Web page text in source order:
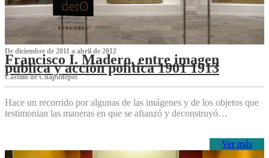
De diciembre de 2011 a abril de 2012
Francisco I. Madero, entre imagen
pública y acción política 1901 1913
Castillo de Chapultepec
Hace un recorrido por algunas de las imágenes y de los objetos que
testimonian las maneras en que se afianzó y deconstruyó…
Ver más